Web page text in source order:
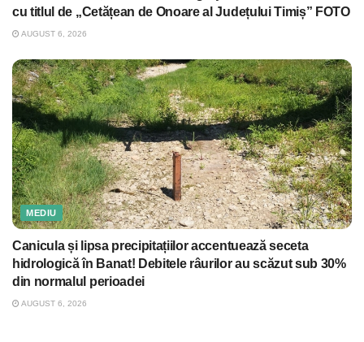
cu titlul de „Cetățean de Onoare al Județului Timiș” FOTO
AUGUST 6, 2026
MEDIU
Canicula și lipsa precipitațiilor accentuează seceta
hidrologică în Banat! Debitele râurilor au scăzut sub 30%
din normalul perioadei
AUGUST 6, 2026